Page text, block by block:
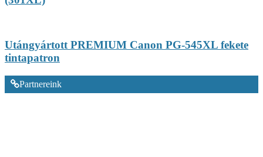
Utángyártott PREMIUM Canon PG-545XL fekete
tintapatron
Partnereink